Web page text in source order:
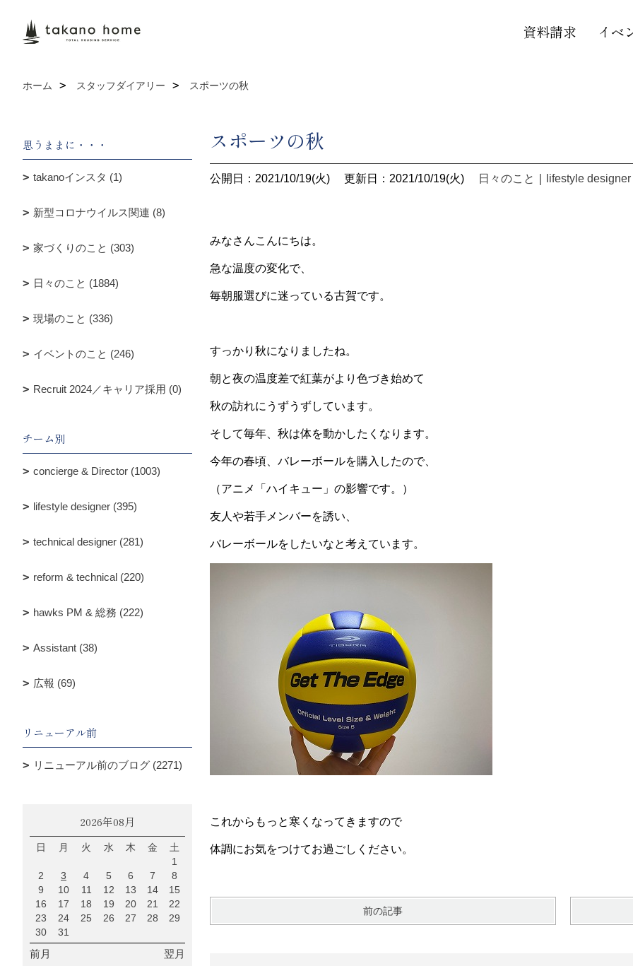
資料請求 イベ
ホーム スタッフダイアリー スポーツの秋
スポーツの秋
公開日：2021/10/19(火) 更新日：2021/10/19(火) 日々のこと lifestyle designer
みなさんこんにちは。
急な温度の変化で、
毎朝服選びに迷っている古賀です。
すっかり秋になりましたね。
朝と夜の温度差で紅葉がより色づき始めて
秋の訪れにうずうずしています。
そして毎年、秋は体を動かしたくなります。
今年の春頃、バレーボールを購入したので、
（アニメ「ハイキュー」の影響です。）
友人や若手メンバーを誘い、
バレーボールをしたいなと考えています。
これからもっと寒くなってきますので
体調にお気をつけてお過ごしください。
前の記事
思うままに・・・
takanoインスタ (1)
新型コロナウイルス関連 (8)
家づくりのこと (303)
日々のこと (1884)
現場のこと (336)
イベントのこと (246)
Recruit 2024／キャリア採用 (0)
チーム別
concierge & Director (1003)
lifestyle designer (395)
technical designer (281)
reform & technical (220)
hawks PM & 総務 (222)
Assistant (38)
広報 (69)
リニューアル前
リニューアル前のブログ (2271)
2026年08月
日 月 火 水 木 金
土
1
2
3 4 5 6 7
8
9
10 11 12 13 14
15
16
17 18 19 20 21
22
23
24 25 26 27 28
29
30
31
前月 翌月